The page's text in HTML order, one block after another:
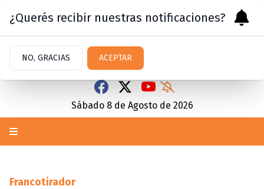
Sábado 8 de Agosto de 2026
Francotirador
¿Querés recibir nuestras notificaciones?
NO, GRACIAS ACEPTAR